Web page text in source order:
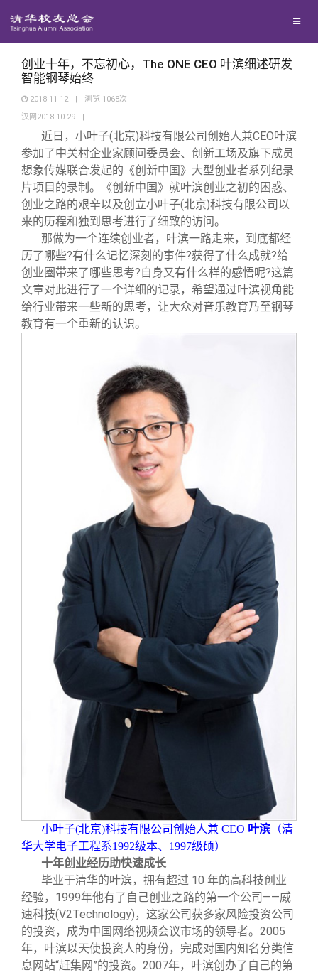
西南联大校友会
义工计划
新媒体平台
青春风采
校友文苑
校友讲坛
校友视界
校友服务
终身学习
信息化服务
三创大赛
实用信息
校友总会
总会简介
会长致辞
总会章程
理事会名单
制度法规
联系我们
关闭
创业十年，不忘初心，The ONE CEO 叶滨细述研发
智能钢琴始终
2018-11-12 | 浏览 1068次
汉网2018-10-29
|
近日，小叶子(北京)科技有限公司创始人兼CEO叶滨
参加了中关村企业家顾问委员会、创新工场及旗下成员
想象传媒联合发起的《创新中国》大型创业者系列纪录
片项目的录制。《创新中国》就叶滨创业之初的困惑、
创业之路的艰辛以及创立小叶子(北京)科技有限公司以
来的历程和独到思考进行了细致的访问。
那做为一个连续创业者，叶滨一路走来，到底都经
历了哪些?有什么记忆深刻的事件?获得了什么成就?给
创业圈带来了哪些思考?自身又有什么样的感悟呢?这篇
文章对此进行了一个详细的记录，希望通过叶滨视角能
给行业带来一些新的思考，让大众对音乐教育乃至钢琴
教育有一个重新的认识。
小叶子(北京)科技有限公司创始人兼 CEO 叶滨 （清
华大学电子工程系1992级本、1997级硕）
十年创业经历助快速成长
毕业于清华的叶滨，拥有超过 10 年的高科技创业
经验，1999年他有了自己创业之路的第一个公司——威
速科技(V2Technology)，这家公司获多家风险投资公司
的投资，成为中国网络视频会议市场的领导者。2005
年，叶滨以天使投资人的身份，完成对国内知名分类信
息网站“赶集网”的投资。2007年，叶滨创办了自己的第